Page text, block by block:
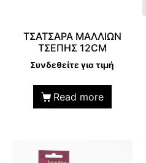
ΤΣΑΤΣΑΡΑ ΜΑΛΛΙΩΝ
ΤΣΕΠΗΣ 12CM
Συνδεθείτε για τιμή
Read more